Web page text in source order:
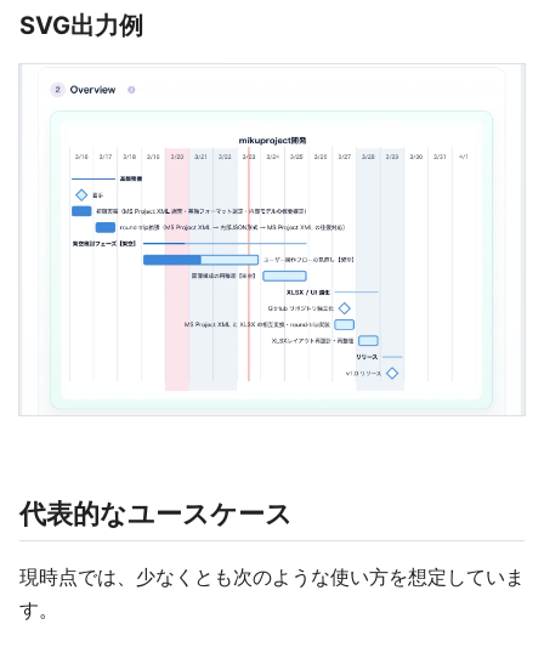
SVG出力例
代表的なユースケース
現時点では、少なくとも次のような使い方を想定していま
す。